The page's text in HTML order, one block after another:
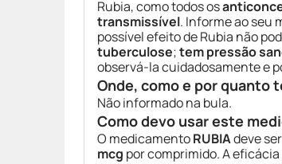
Rubia, como todos os
transmissível. Informe ao seu
possível efeito de Rubia não
tuberculose;tem pressão
observá-la cuidadosamente e
Onde, como e por quanto
Não informado na bula.
Como devo usar este
O medicamentoRUBIAdeve
mcg por comprimido. A